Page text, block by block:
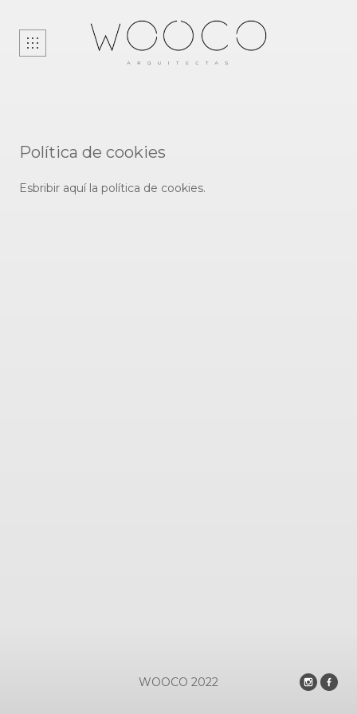
NOSOTRAS
CONTACTO
Política de cookies
Esbribir aquí la política de cookies.
WOOCO 2022